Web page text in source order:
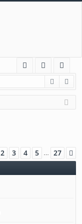
Q
m
el
eg
ist
rie
Suche
1von 27
2 3 4 5 … 27